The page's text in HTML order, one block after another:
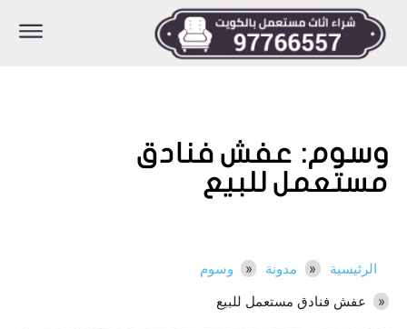
وسوم: عفش فنادق
مستعمل للبيع
الرئيسية مدونة
وسوم
عفش فنادق مستعمل للبيع